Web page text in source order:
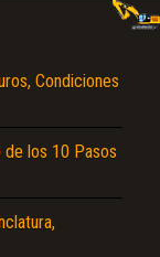
Condiciones
los 10 Pasos